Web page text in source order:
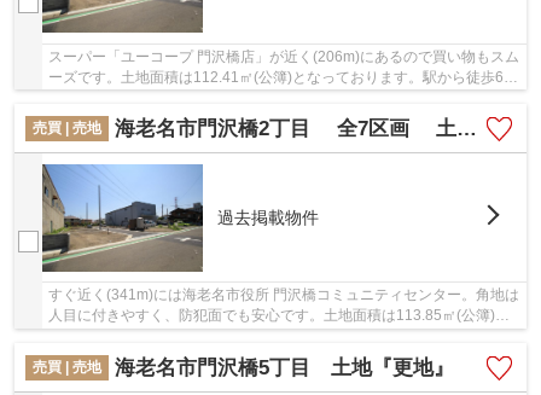
スーパー「ユーコープ 門沢橋店」が近く(206m)にあるので買い物もスム
ーズです。土地面積は112.41㎡(公簿)となっております。駅から徒歩6分
売買 | 売地
海老名市門沢橋2丁目 全7区画 土地 【仲介手数料無料】
過去掲載物件
すぐ近く(341m)には海老名市役所 門沢橋コミュニティセンター。角地は
人目に付きやすく、防犯面でも安心です。土地面積は113.85㎡(公簿)あ
売買 | 売地
海老名市門沢橋5丁目 土地『更地』